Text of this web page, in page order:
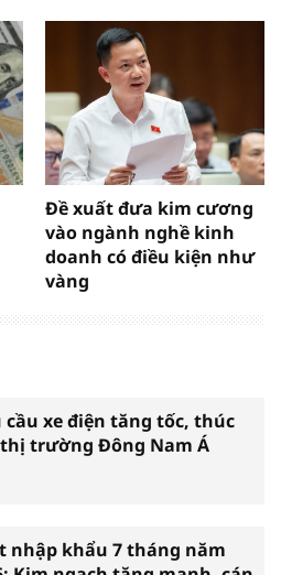
Đề xuất đưa kim cương
vào ngành nghề kinh
doanh có điều kiện như
vàng
cầu xe điện tăng tốc, thúc
trường Đông Nam Á
nhập khẩu 7 tháng năm